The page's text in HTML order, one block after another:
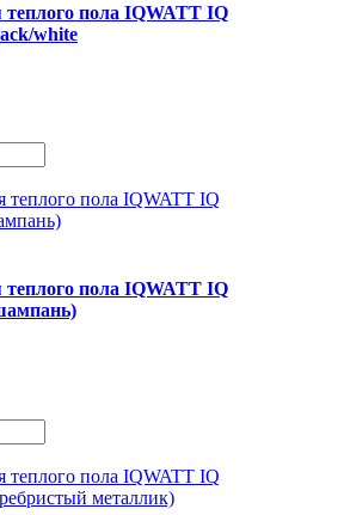
теплого пола IQWATT IQ
white
теплого пола IQWATT IQ